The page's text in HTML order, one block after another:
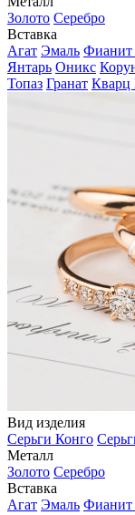
Золото Серебро
Вставка
Агат Эмаль Фианит
Янтарь Оникс
Топаз Гранат Кварц
Вид изделия
Серьги Конго
Металл
Золото Серебро
Вставка
Агат Эмаль Фианит